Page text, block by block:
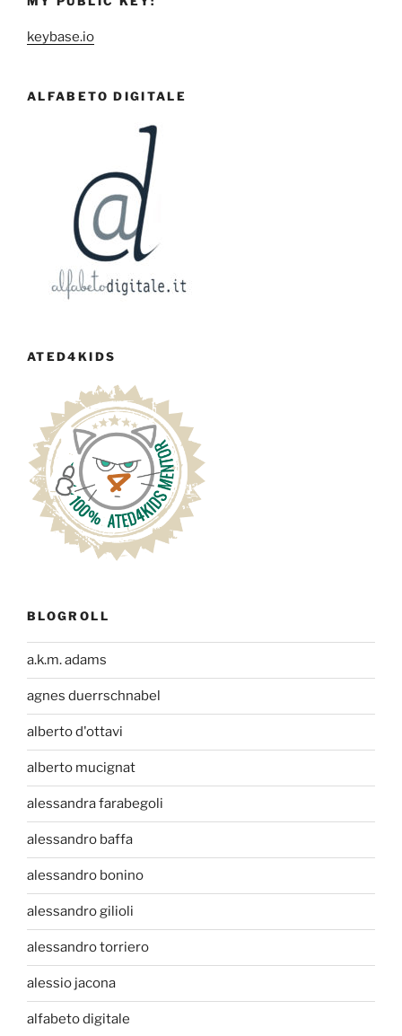
keybase.io
ALFABETO DIGITALE
ATED4KIDS
BLOGROLL
a.k.m. adams
agnes duerrschnabel
alberto d'ottavi
alberto mucignat
alessandra farabegoli
alessandro baffa
alessandro bonino
alessandro gilioli
alessandro torriero
alessio jacona
alfabeto digitale